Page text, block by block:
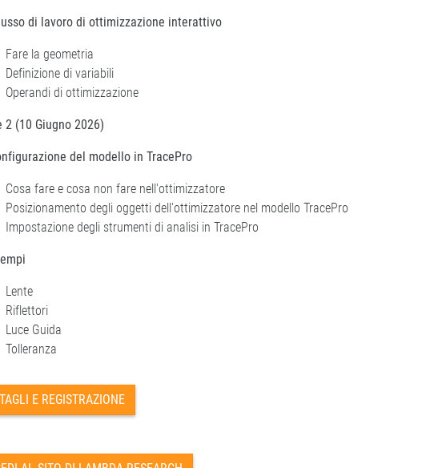
di lavoro di ottimizzazione interattivo
Fare la geometria
Definizione di variabili
Operandi di ottimizzazione
2 (10 Giugno 2026)
del modello in TracePro
Cosa fare e cosa non fare nell'ottimizzatore
Posizionamento degli oggetti dell'ottimizzatore nel modello TracePro
Impostazione degli strumenti di analisi in TracePro
Lente
Riflettori
Luce Guida
Tolleranza
E REGISTRAZIONE